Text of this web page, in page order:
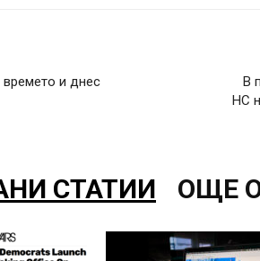
и днес
В
НС
СТАТИИ ОЩЕ